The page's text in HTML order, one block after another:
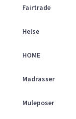
Fairtrade
Helse
HOME
Madrasser
Muleposer